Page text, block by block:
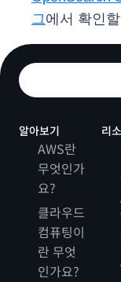
그에서 확인
알아보기
AWS란
무엇인가
요?
클라우드
컴퓨팅이
란 무엇
인가요?
리